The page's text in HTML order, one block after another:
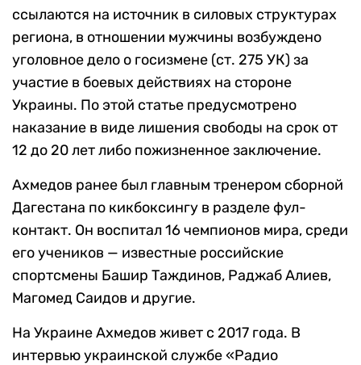
ссылаются на источник в силовых структурах
региона, в отношении мужчины возбуждено
уголовное дело о госизмене (ст. 275 УК) за
участие в боевых действиях на стороне
Украины. По этой статье предусмотрено
наказание в виде лишения свободы на срок от
12 до 20 лет либо пожизненное заключение.
Ахмедов ранее был главным тренером сборной
Дагестана по кикбоксингу в разделе фул-
контакт. Он воспитал 16 чемпионов мира, среди
его учеников — известные российские
спортсмены Башир Таждинов, Раджаб Алиев,
Магомед Саидов и другие.
На Украине Ахмедов живет с 2017 года. В
интервью украинской службе «Радио